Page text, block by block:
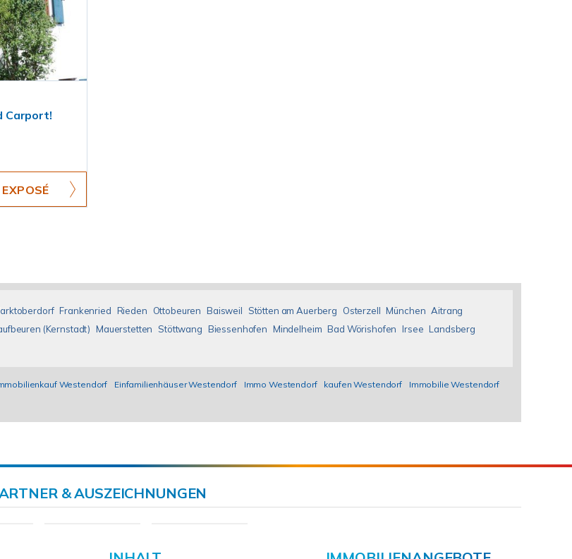
Carport!
Frankenried Rieden Ottobeuren Baisweil Stötten am Auerberg Osterzell München Aitrang
(Kernstadt) Mauerstetten Stöttwang Biessenhofen Mindelheim Bad Wörishofen Irsee Landsberg
Westendorf Einfamilienhäuser Westendorf Immo Westendorf kaufen Westendorf
Immobilie Westendorf
& AUSZEICHNUNGEN